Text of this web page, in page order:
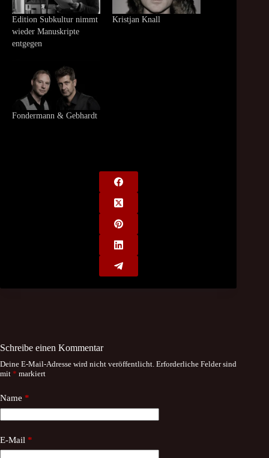
Edition Subkultur nimmt
wieder Manuskripte
entgegen
Kristjan Knall
Fondermann & Gebhardt
Schreibe einen Kommentar
Deine E-Mail-Adresse wird nicht veröffentlicht. Erforderliche Felder sind
mit * markiert
Name *
E-Mail *